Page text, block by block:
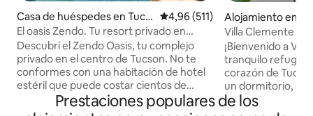
Casa de huéspedes en Tucs
on
Calificación promedio: 4,96 de
4,96 (511)
El oasis Zendo. Tu resort privado en
Tucson.
Descubrí el Zendo Oasis, tu complejo
privado en el centro de Tucson. No te
conformes con una habitación de hotel
estéril que puede costar cientos de
dólares más. El Zendo ofrece un
ambiente de refugio que te va a
Alojamiento en
Villa Clemente
UofA Dtwn
¡Bienvenido a
tranquilo refugio
corazón de
un dormitorio,
un resort, es
que viajan solas,
Prestaciones populares de los